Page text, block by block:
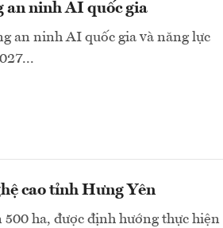
an ninh AI quốc gia
an ninh AI quốc gia và năng lực
cao tỉnh Hưng Yên
ha, được định hướng thực hiện